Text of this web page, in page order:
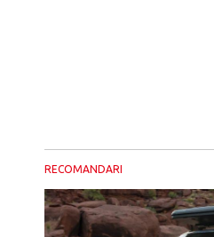
RECOMANDARI